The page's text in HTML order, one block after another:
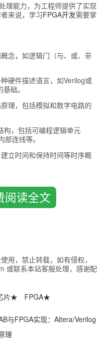
理能力，为工程师提供了实现
来说，学习FPGA开发需要掌
念，如逻辑门（与、或、非
种硬件描述语言，如Verilog或
础。
理，包括模拟和数字电路的
构，包括可编程逻辑单元
部连线等。
立时间和保持时间等时序概
复杂的信号处理算法。
工具，如Vivado Design
知识产权（IP）核和开发
发过程。
之一，自1984年成立以来，
Design Suite，为FPGA设
流程支持。
阅读全文
用，禁止转载，如有侵权，
或联系本站客服处理，感谢配
片★ FPGA★
与FPGA实现：Altera/Verilog
理